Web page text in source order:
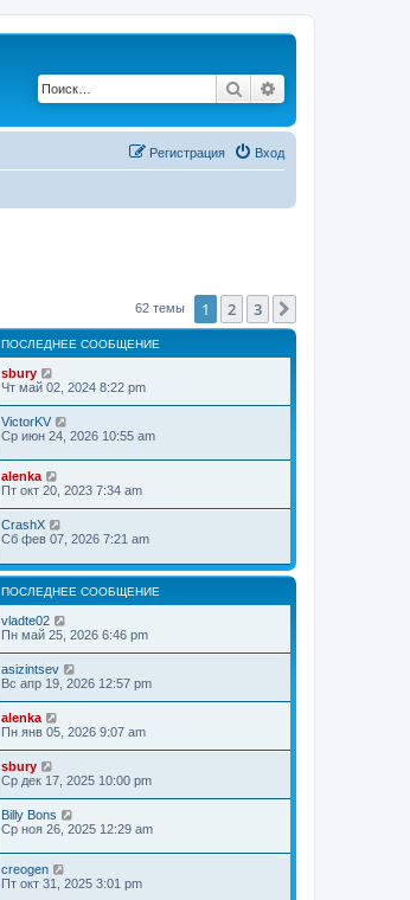
Поиск
Вход
Регистрация
62 темы 1 2 3
ПОСЛЕДНЕЕ СООБЩЕНИЕ
sbury
Чт май 02, 2024 8:22 pm
VictorKV
Ср июн 24, 2026 10:55 am
alenka
Пт окт 20, 2023 7:34 am
CrashX
Сб фев 07, 2026 7:21 am
ПОСЛЕДНЕЕ СООБЩЕНИЕ
vladte02
Пн май 25, 2026 6:46 pm
asizintsev
Вс апр 19, 2026 12:57 pm
alenka
Пн янв 05, 2026 9:07 am
sbury
Ср дек 17, 2025 10:00 pm
Billy Bons
Ср ноя 26, 2025 12:29 am
creogen
Пт окт 31, 2025 3:01 pm